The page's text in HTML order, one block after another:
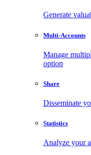
Generate
Multi-Accounts
Manage
option
Share
Disseminate
Statistics
Analyze your